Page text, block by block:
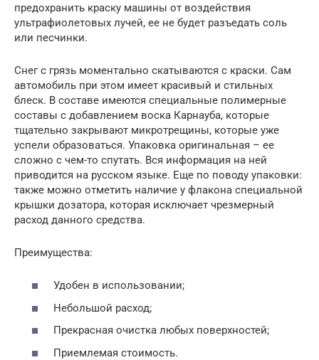
предохранить краску машины от воздействия
ультрафиолетовых лучей, ее не будет разъедать соль
или песчинки.
Снег с грязь моментально скатываются с краски. Сам
автомобиль при этом имеет красивый и стильных
блеск. В составе имеются специальные полимерные
составы с добавлением воска Карнауба, которые
тщательно закрывают микротрещины, которые уже
успели образоваться. Упаковка оригинальная – ее
сложно с чем-то спутать. Вся информация на ней
приводится на русском языке. Еще по поводу упаковки:
также можно отметить наличие у флакона специальной
крышки дозатора, которая исключает чрезмерный
расход данного средства.
Преимущества:
Удобен в использовании;
Небольшой расход;
Прекрасная очистка любых поверхностей;
Приемлемая стоимость.